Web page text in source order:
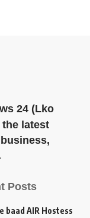
24 (Lko
the latest
Posts
baad AIR Hostess